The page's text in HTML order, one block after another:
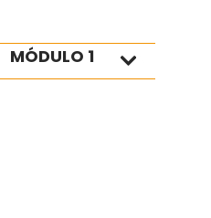
MÓDULO 1